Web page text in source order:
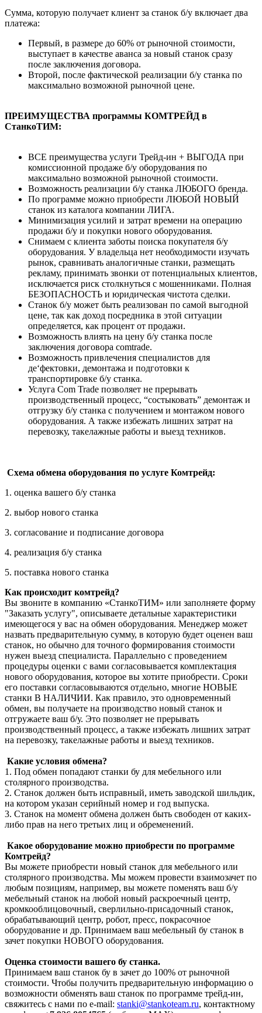
Сумма, которую получает клиент за станок б/у включает два
платежа:
Первый, в размере до 60% от рыночной стоимости,
выступает в качестве аванса за новый станок сразу
после заключения договора.
Второй, после фактической реализации б/у станка по
максимально возможной рыночной цене.
ПРЕИМУЩЕСТВА программы КОМТРЕЙД в
СтанкоТИМ:
ВСЕ преимущества услуги Трейд-ин + ВЫГОДА при
комиссионной продаже б/у оборудования по
максимально возможной рыночной стоимости.
Возможность реализации б/у станка ЛЮБОГО бренда.
По программе можно приобрести ЛЮБОЙ НОВЫЙ
станок из каталога компании ЛИГА.
Минимизация усилий и затрат времени на операцию
продажи б/у и покупки нового оборудования.
Снимаем с клиента заботы поиска покупателя б/у
оборудования. У владельца нет необходимости изучать
рынок, сравнивать аналогичные станки, размещать
рекламу, принимать звонки от потенциальных клиентов,
исключается риск столкнуться с мошенниками. Полная
БЕЗОПАСНОСТЬ и юридическая чистота сделки.
Станок б/у может быть реализован по самой выгодной
цене, так как доход посредника в этой ситуации
определяется, как процент от продажи.
Возможность влиять на цену б/у станка после
заключения договора comtrade.
Возможность привлечения специалистов для
де‘фектовки, демонтажа и подготовки к
транспортировке б/у станка.
Услуга Com Trade позволяет не прерывать
производственный процесс, “состыковать” демонтаж и
отгрузку б/у станка с получением и монтажом нового
оборудования. А также избежать лишних затрат на
перевозку, такелажные работы и выезд техников.
Схема обмена оборудования по услуге Комтрейд:
1. оценка вашего б/у станка
2. выбор нового станка
3. согласование и подписание договора
4. реализация б/у станка
5. поставка нового станка
Как происходит комтрейд?
Вы звоните в компанию «СтанкоТИМ» или заполняете форму
"Заказать услугу", описываете детальные характеристики
имеющегося у вас на обмен оборудования. Менеджер может
назвать предварительную сумму, в которую будет оценен ваш
станок, но обычно для точного формирования стоимости
нужен выезд специалиста. Параллельно с проведением
процедуры оценки с вами согласовывается комплектация
нового оборудования, которое вы хотите приобрести. Сроки
его поставки согласовываются отдельно, многие НОВЫЕ
станки В НАЛИЧИИ. Как правило, это одновременный
обмен, вы получаете на производство новый станок и
отгружаете ваш б/у. Это позволяет не прерывать
производственный процесс, а также избежать лишних затрат
на перевозку, такелажные работы и выезд техников.
Какие условия обмена?
1. Под обмен попадают станки бу для мебельного или
столярного производства.
2. Станок должен быть исправный, иметь заводской шильдик,
на котором указан серийный номер и год выпуска.
3. Станок на момент обмена должен быть свободен от каких-
либо прав на него третьих лиц и обременений.
Какое оборудование можно приобрести по программе
Комтрейд?
Вы можете приобрести новый станок для мебельного или
столярного производства. Мы можем провести взаимозачет по
любым позициям, например, вы можете поменять ваш б/у
мебельный станок на любой новый раскроечный центр,
кромкооблицовочный, сверлильно-присадочный станок,
обрабатывающий центр, робот, пресс, покрасочное
оборудование и др. Принимаем ваш мебельный бу станок в
зачет покупки НОВОГО оборудования.
Оценка стоимости вашего бу станка.
Принимаем ваш станок бу в зачет до 100% от рыночной
стоимости. Чтобы получить предварительную информацию о
возможности обменять ваш станок по программе трейд-ин,
свяжитесь с нами по e-mail: stanki@stankoteam.ru, контактному